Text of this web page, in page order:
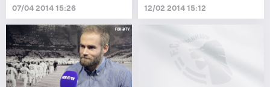
07/04 2014 15:26 12/02 2014 15:12